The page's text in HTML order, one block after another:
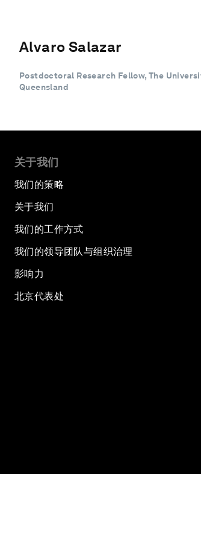
Alvaro Salazar
Postdoctoral Research Fellow, The
Queensland
关于我们
我们的策略
关于我们
我们的工作方式
我们的领导团队与组织治理
影响力
北京代表处